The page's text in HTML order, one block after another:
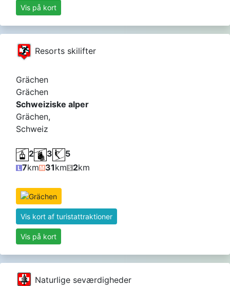
Vis på kort
Resorts skilifter
Grächen
Grächen
Schweiziske alper
Grächen,
Schweiz
2 3
5
7km 31km 2km
Vis kort af turistattraktioner
Vis på kort
Naturlige seværdigheder